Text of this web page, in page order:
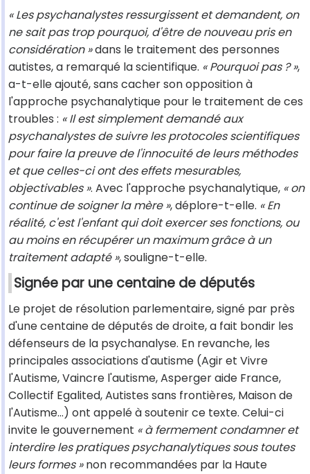
« Les psychanalystes ressurgissent et demandent, on
ne sait pas trop pourquoi, d'être de nouveau pris en
considération »dans le traitement des personnes
autistes, a remarqué la scientifique. « Pourquoi pas ? »,
a-t-elle ajouté, sans cacher son opposition à
l'approche psychanalytique pour le traitement de ces
troubles : « Il est simplement demandé aux
psychanalystes de suivre les protocoles scientifiques
pour faire la preuve de l'innocuité de leurs méthodes
et que celles-ci ont des effets mesurables,
objectivables ». Avec l'approche psychanalytique, « on
continue de soigner la mère », déplore-t-elle. « En
réalité, c'est l'enfant qui doit exercer ses fonctions, ou
au moins en récupérer un maximum grâce à un
traitement adapté », souligne-t-elle.
Signée par une centaine de députés
Le projet de résolution parlementaire, signé par près
d'une centaine de députés de droite, a fait bondir les
défenseurs de la psychanalyse. En revanche, les
principales associations d'autisme (Agir et Vivre
l'Autisme, Vaincre l'autisme, Asperger aide France,
Collectif Egalited, Autistes sans frontières, Maison de
l'Autisme...) ont appelé à soutenir ce texte. Celui-ci
invite le gouvernement « à fermement condamner et
interdire les pratiques psychanalytiques sous toutes
leurs formes »non recommandées par la Haute